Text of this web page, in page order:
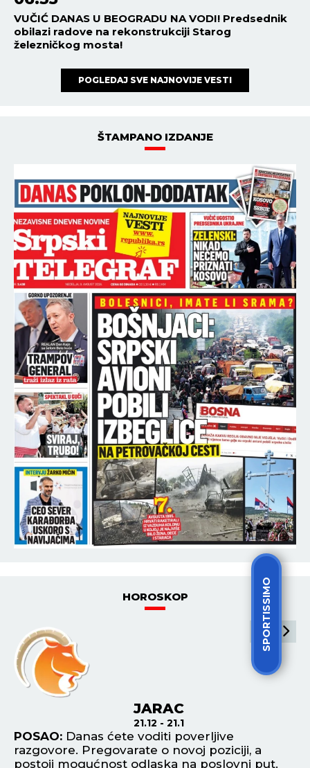
SPORTISSIMO
VUČIĆ DANAS U BEOGRADU NA VODI! Predsednik
obilazi radove na rekonstrukciji Starog
železničkog mosta!
POGLEDAJ SVE NAJNOVIJE VESTI
ŠTAMPANO IZDANJE
HOROSKOP
JARAC
21.12 - 21.1
POSAO: Danas ćete voditi poverljive
razgovore. Pregovarate o novoj poziciji, a
postoji mogućnost odlaska na poslovni put.